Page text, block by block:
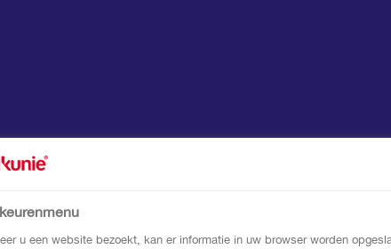
u een website bezoekt, kan er informatie in uw browser worden